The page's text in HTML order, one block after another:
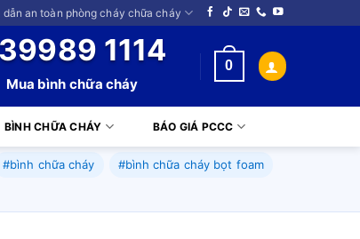
an toàn phòng cháy chữa cháy
1114
Mua bình chữa cháy
0
BÌNH CHỮA CHÁY BÁO GIÁ PCCC
#bình chữa cháy #bình chữa cháy bọt foam